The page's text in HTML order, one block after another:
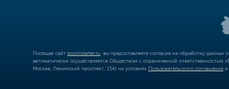
Посещая сайт boomstarter.ru , вы предоставляете согласие на обработку
автоматически осуществляется Обществом с ограниченной
Москва, Ленинский проспект, 15А) на условиях Пользовательского соглашения и